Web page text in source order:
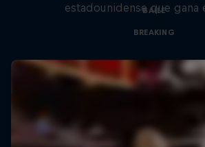
BAILE
estadounidense que gana
BREAKING